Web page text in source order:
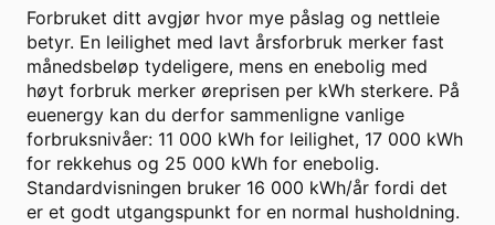
Forbruket ditt avgjør hvor mye påslag og nettleie
betyr. En leilighet med lavt årsforbruk merker fast
månedsbeløp tydeligere, mens en enebolig med
høyt forbruk merker øreprisen per kWh sterkere. På
euenergy kan du derfor sammenligne vanlige
forbruksnivåer: 11 000 kWh for leilighet, 17 000 kWh
for rekkehus og 25 000 kWh for enebolig.
Standardvisningen bruker 16 000 kWh/år fordi det
er et godt utgangspunkt for en normal husholdning.